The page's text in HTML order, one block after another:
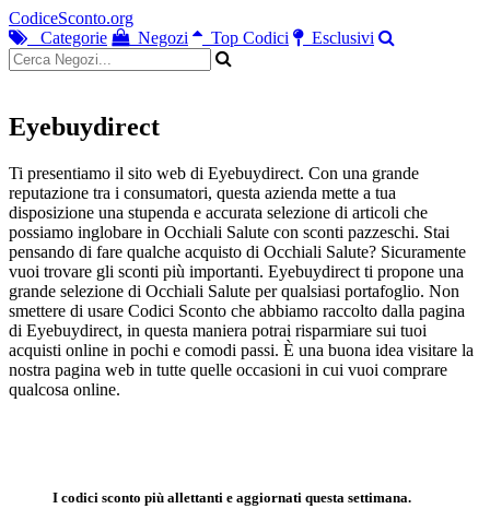
CodiceSconto.org
Categorie
Negozi Top Codici Esclusivi
Eyebuydirect
Ti presentiamo il sito web di Eyebuydirect. Con una grande
reputazione tra i consumatori, questa azienda mette a tua
disposizione una stupenda e accurata selezione di articoli che
possiamo inglobare in Occhiali Salute con sconti pazzeschi. Stai
pensando di fare qualche acquisto di Occhiali Salute? Sicuramente
vuoi trovare gli sconti più importanti. Eyebuydirect ti propone una
grande selezione di Occhiali Salute per qualsiasi portafoglio. Non
smettere di usare Codici Sconto che abbiamo raccolto dalla pagina
di Eyebuydirect, in questa maniera potrai risparmiare sui tuoi
acquisti online in pochi e comodi passi. È una buona idea visitare la
nostra pagina web in tutte quelle occasioni in cui vuoi comprare
qualcosa online.
I codici sconto più allettanti e aggiornati questa settimana.